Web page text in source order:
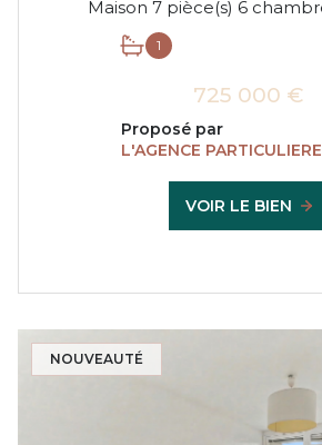
1
725 000 €
Proposé par
L'AGENCE PARTICULIERE
VOIR LE BIEN
NOUVEAUTÉ